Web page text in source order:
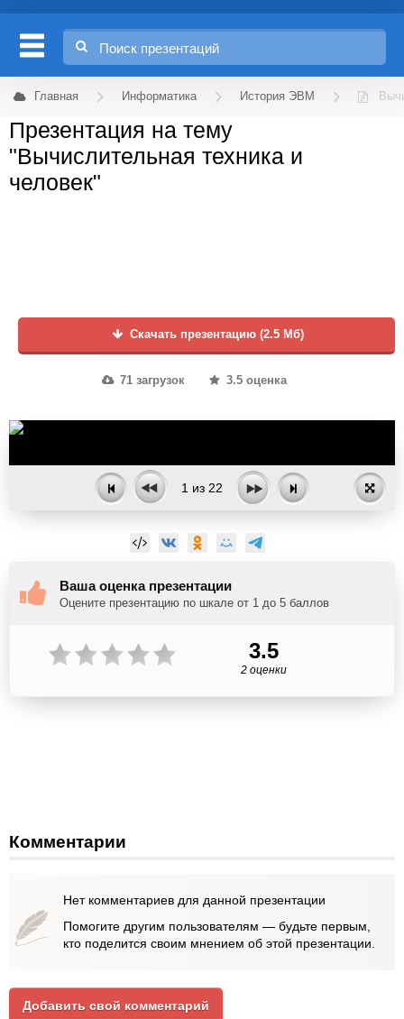
Главная Информатика История ЭВМ
Презентация на тему
"Вычислительная техника и
человек"
Скачать презентацию (2.5 Мб)
71 загрузок 3.5 оценка
1 из 22
Ваша оценка презентации
Оцените презентацию по шкале от 1 до 5 баллов
3.5
2 оценки
Комментарии
Нет комментариев для данной презентации
Помогите другим пользователям — будьте первым,
кто поделится своим мнением об этой презентации.
Добавить свой комментарий